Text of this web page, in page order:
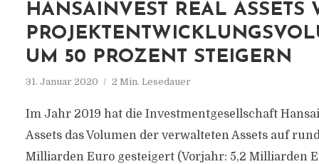
HANSAINVEST REAL ASSETS
UM 50 PROZENT STEIGERN
31. Januar 2020 2 Min. Lesedauer
Im Jahr 2019 hat die Investmentgesellschaft
Assets das Volumen der verwalteten Assets auf
Milliarden Euro gesteigert (Vorjahr: 5,2 Milliarden